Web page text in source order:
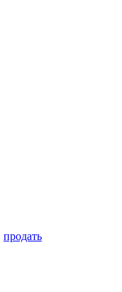
продать